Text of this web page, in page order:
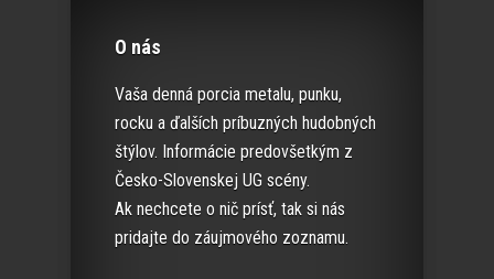
O nás
Vaša denná porcia metalu, punku,
rocku a ďalších príbuzných hudobných
štýlov. Informácie predovšetkým z
Česko-Slovenskej UG scény.
Ak nechcete o nič prísť, tak si nás
pridajte do záujmového zoznamu.